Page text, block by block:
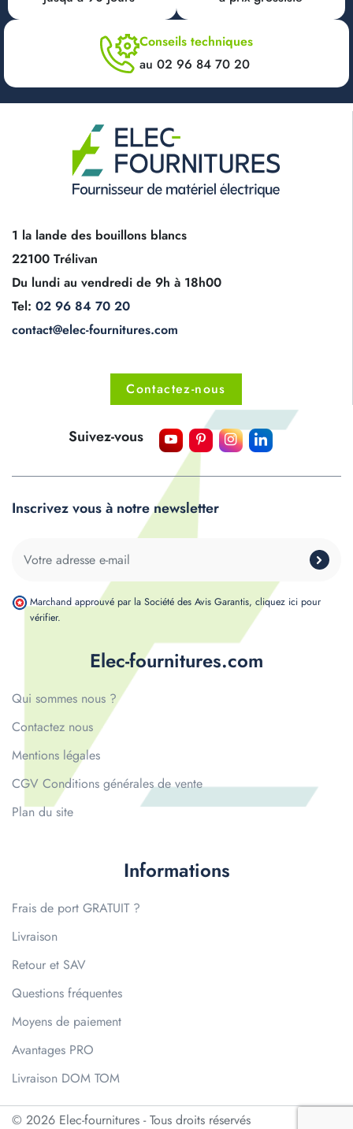
Conseils techniques
au 02 96 84 70 20
1 la lande des bouillons blancs
22100 Trélivan
Du lundi au vendredi de 9h à 18h00
Tel: 02 96 84 70 20
contact@elec-fournitures.com
Contactez-nous
Elec-fournitures.com
Qui sommes nous ?
Contactez nous
Mentions légales
CGV Conditions générales de vente
Plan du site
Informations
Frais de port GRATUIT ?
Livraison
Retour et SAV
Questions fréquentes
Moyens de paiement
Avantages PRO
Livraison DOM TOM
Suivez-vous
Inscrivez vous à notre newsletter
Marchand approuvé par la Société des Avis Garantis, cliquez ici pour
vérifier.
© 2026 Elec-fournitures - Tous droits réservés